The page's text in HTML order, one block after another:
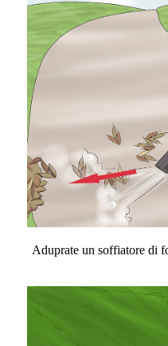
Aduprate un soffiatore di